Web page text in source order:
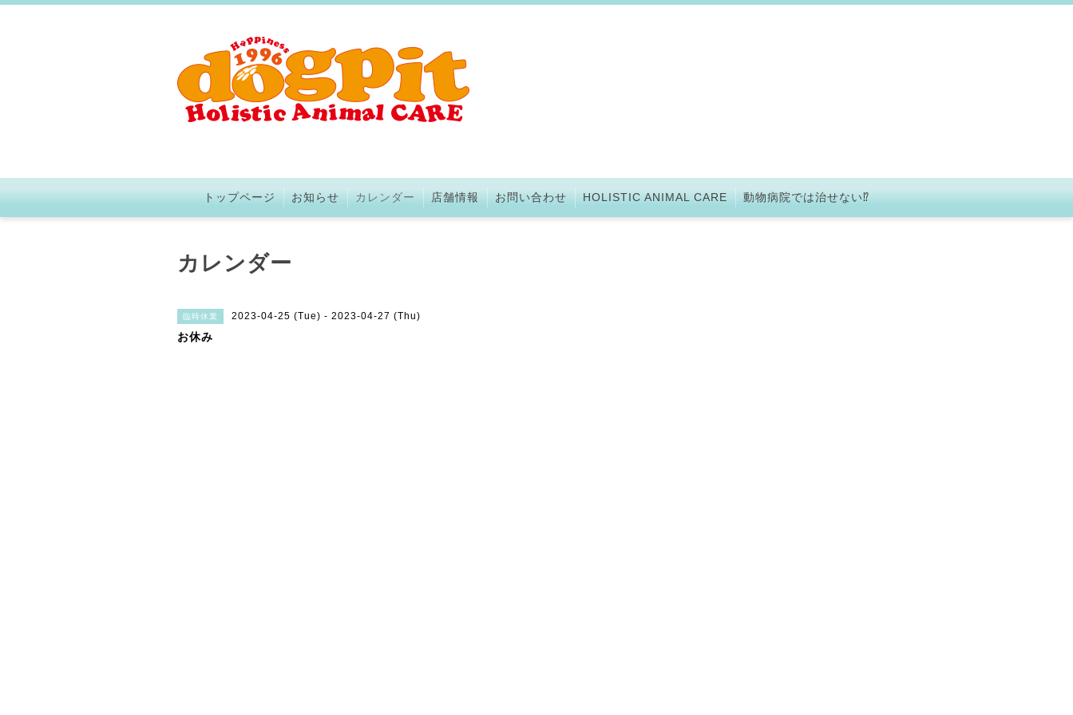
トップページ お知らせ カレンダー 店舗情報 お問い合わせ HOLISTIC ANIMAL CARE 動物病院では治せない⁉︎
カレンダー
臨時休業 2023-04-25 (Tue) - 2023-04-27 (Thu)
お休み